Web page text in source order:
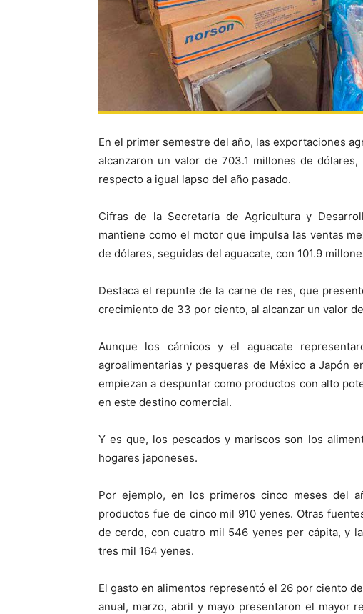
En el primer semestre del año, las exportaciones
alcanzaron un valor de 703.1 millones de
respecto a igual lapso del año pasado.
Cifras de la Secretaría de Agricultura y
mantiene como el motor que impulsa las ventas
de dólares, seguidas del aguacate, con 101.9
Destaca el repunte de la carne de res, que
crecimiento de 33 por ciento, al alcanzar un valor
Aunque los cárnicos y el aguacate
agroalimentarias y pesqueras de México a Japón
empiezan a despuntar como productos con alto
en este destino comercial.
Y es que, los pescados y mariscos son los
hogares japoneses.
Por ejemplo, en los primeros cinco meses del
productos fue de cinco mil 910 yenes. Otras
de cerdo, con cuatro mil 546 yenes per cápita, y
tres mil 164 yenes.
El gasto en alimentos representó el 26 por ciento
anual, marzo, abril y mayo presentaron el mayor